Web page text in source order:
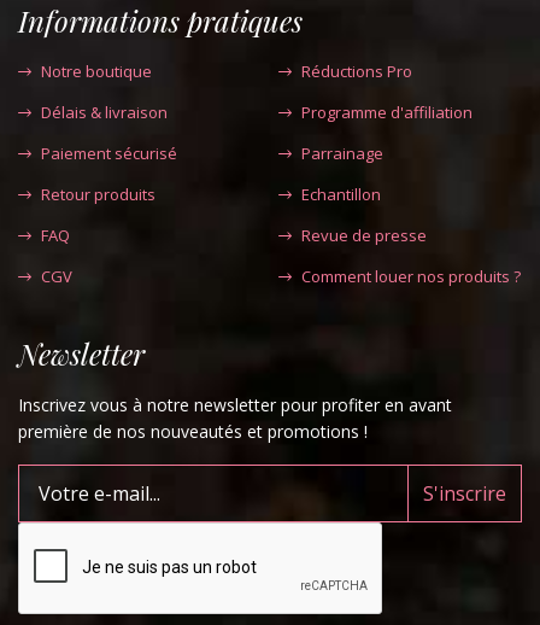
Informations pratiques
Notre boutique
Délais & livraison
Paiement sécurisé
Retour produits
FAQ
CGV
Réductions Pro
Programme d'affiliation
Parrainage
Echantillon
Revue de presse
Comment louer nos produits ?
Newsletter
Inscrivez vous à notre newsletter pour profiter en avant
première de nos nouveautés et promotions !